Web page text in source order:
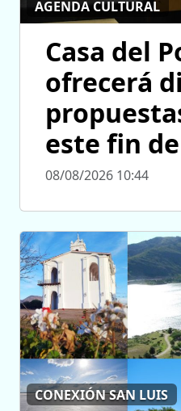
AGENDA CULTURAL
Casa del
ofrecerá
este fin
08/08/2026 10:44
CONEXIÓN SAN LUIS